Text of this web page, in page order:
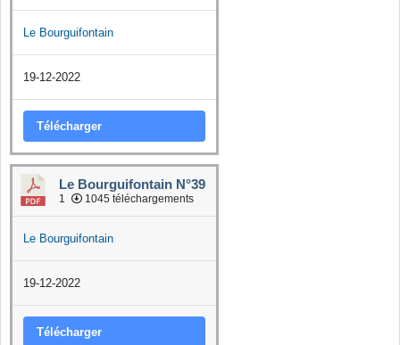
Le Bourguifontain
19-12-2022
Télécharger
Le Bourguifontain N°39
1 1045 téléchargements
Le Bourguifontain
19-12-2022
Télécharger